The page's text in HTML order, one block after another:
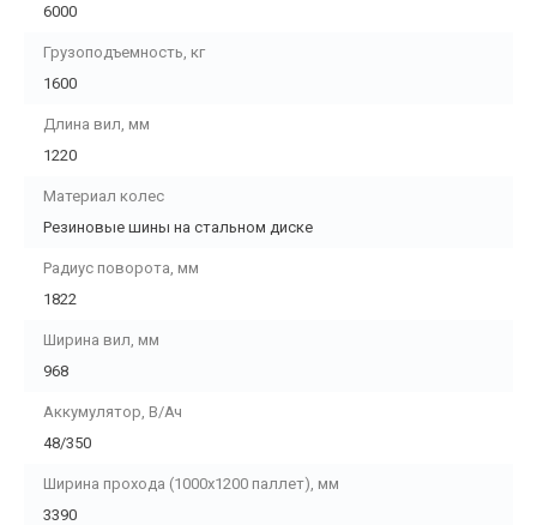
6000
Грузоподъемность, кг
1600
Длина вил, мм
1220
Материал колес
Резиновые шины на стальном диске
Радиус поворота, мм
1822
Ширина вил, мм
968
Аккумулятор, В/Ач
48/350
Ширина прохода (1000х1200 паллет), мм
3390